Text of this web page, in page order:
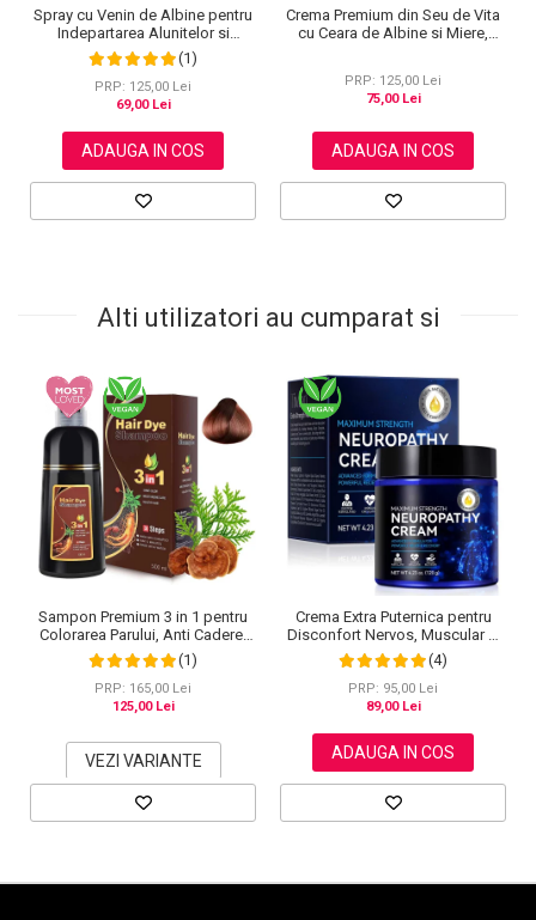
Spray cu Venin de Albine pentru
Indepartarea Alunitelor si
Negilor, NOVA KISS®, 60 ml
(1)
PRP: 125,00 Lei
69,00 Lei
ADAUGA IN COS
Crema Premium din Seu de Vita
cu Ceara de Albine si Miere,
PRP: 125,00 Lei
75,00 Lei
ADAUGA IN COS
Alti utilizatori au cumparat si
Sampon Premium 3 in 1 pentru
Colorarea Parului, Anti Cadere,
Regenerare cu Ghimbir si
Ginseng, 500 ml, #3 Saten inchis
(Dark Brown)
(1)
PRP: 165,00 Lei
125,00 Lei
VEZI VARIANTE
Crema Extra Puternica pentru
Disconfort Nervos, Muscular si
Articular, 120 g
(4)
PRP: 95,00 Lei
89,00 Lei
ADAUGA IN COS